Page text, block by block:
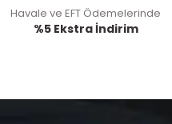
Havale ve EFT Ödemelerinde
%5 Ekstra İndirim